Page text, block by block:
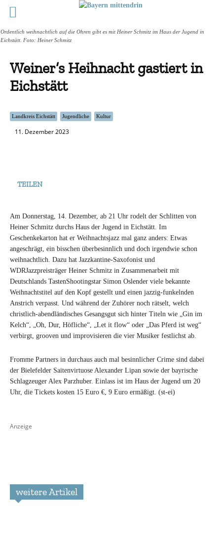
Weiner’s Heihnacht gastiert in
Eichstätt
Landkreis Eichstätt Jugendliche Kultur
11. Dezember 2023
Ordentlich weihnachtlich auf die Ohren gibt es mit Heiner Schmitz im Haus der Jugend in
Eichstätt. Foto: Heiner Schmitz
weitere Artikel
TEILEN
Am Donnerstag, 14. Dezember, ab 21 Uhr rodelt der Schlitten von
Heiner Schmitz durchs Haus der Jugend in Eichstätt. Im
Geschenkekarton hat er Weihnachtsjazz mal ganz anders: Etwas
angeschrägt, ein bisschen überbesinnlich und doch irgendwie schon
weihnachtlich. Dazu hat Jazzkantine-Saxofonist und
WDRJazzpreisträger Heiner Schmitz in Zusammenarbeit mit
Deutschlands TastenShootingstar Simon Oslender viele bekannte
Weihnachtstitel auf den Kopf gestellt und einen jazzig-funkelnden
Anstrich verpasst. Und während der Zuhörer noch rätselt, welch
christlich-abendländisches Gesangsgut sich hinter Titeln wie „Gin im
Kelch“, „Oh, Dur, Höfliche“, „Let it flow“ oder „Das Pferd ist weg“
verbirgt, grooven und improvisieren die vier Musiker festlichst ab.
Fromme Partners in durchaus auch mal besinnlicher Crime sind dabei
der Bielefelder Saitenvirtuose Alexander Lipan sowie der bayrische
Schlagzeuger Alex Parzhuber. Einlass ist im Haus der Jugend um 20
Uhr, die Tickets kosten 15 Euro €, 9 Euro ermäßigt. (st-ei)
Anzeige